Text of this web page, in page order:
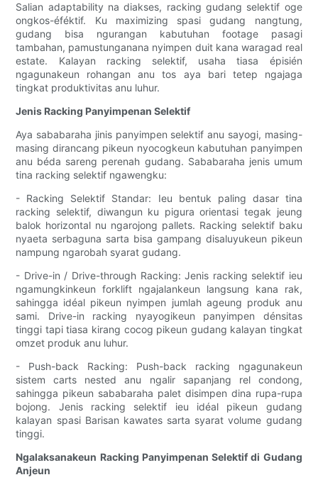
Salian adaptability na diakses, racking gudang selektif oge
ongkos-éféktif. Ku maximizing spasi gudang nangtung,
gudang bisa ngurangan kabutuhan footage pasagi
tambahan, pamustunganana nyimpen duit kana waragad real
estate. Kalayan racking selektif, usaha tiasa épisién
ngagunakeun rohangan anu tos aya bari tetep ngajaga
tingkat produktivitas anu luhur.
Jenis Racking Panyimpenan Selektif
Aya sababaraha jinis panyimpen selektif anu sayogi, masing-
masing dirancang pikeun nyocogkeun kabutuhan panyimpen
anu béda sareng perenah gudang. Sababaraha jenis umum
tina racking selektif ngawengku:
- Racking Selektif Standar: Ieu bentuk paling dasar tina
racking selektif, diwangun ku pigura orientasi tegak jeung
balok horizontal nu ngarojong pallets. Racking selektif baku
nyaeta serbaguna sarta bisa gampang disaluyukeun pikeun
nampung ngarobah syarat gudang.
- Drive-in / Drive-through Racking: Jenis racking selektif ieu
ngamungkinkeun forklift ngajalankeun langsung kana rak,
sahingga idéal pikeun nyimpen jumlah ageung produk anu
sami. Drive-in racking nyayogikeun panyimpen dénsitas
tinggi tapi tiasa kirang cocog pikeun gudang kalayan tingkat
omzet produk anu luhur.
- Push-back Racking: Push-back racking ngagunakeun
sistem carts nested anu ngalir sapanjang rel condong,
sahingga pikeun sababaraha palet disimpen dina rupa-rupa
bojong. Jenis racking selektif ieu idéal pikeun gudang
kalayan spasi Barisan kawates sarta syarat volume gudang
tinggi.
Ngalaksanakeun Racking Panyimpenan Selektif di Gudang
Anjeun